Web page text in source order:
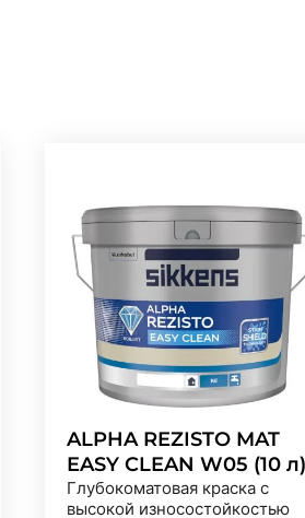
ALPHA REZISTO MAT
EASY CLEAN W05 (10 л)
Глубокоматовая краска с
высокой износостойкостью